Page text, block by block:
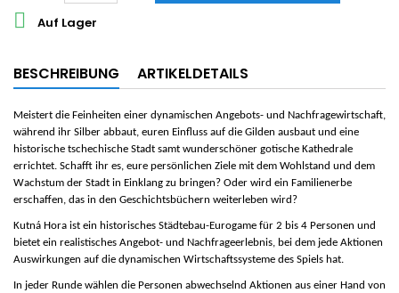
 Auf Lager
BESCHREIBUNG ARTIKELDETAILS
Meistert die Feinheiten einer dynamischen Angebots- und Nachfragewirtschaft,
während ihr Silber abbaut, euren Einfluss auf die Gilden ausbaut und eine
historische tschechische Stadt samt wunderschöner gotische Kathedrale
errichtet. Schafft ihr es, eure persönlichen Ziele mit dem Wohlstand und dem
Wachstum der Stadt in Einklang zu bringen? Oder wird ein Familienerbe
erschaffen, das in den Geschichtsbüchern weiterleben wird?
Kutná Hora ist ein historisches Städtebau-Eurogame für 2 bis 4 Personen und
bietet ein realistisches Angebot- und Nachfrageerlebnis, bei dem jede Aktionen
Auswirkungen auf die dynamischen Wirtschaftssysteme des Spiels hat.
In jeder Runde wählen die Personen abwechselnd Aktionen aus einer Hand von